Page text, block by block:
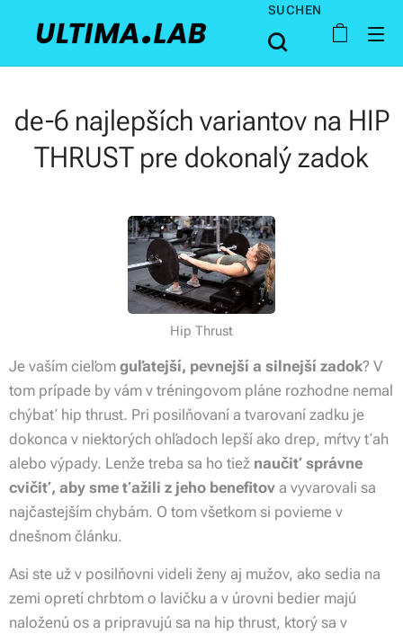
SUCHEN
de-6 najlepších variantov na HIP
THRUST pre dokonalý zadok
Hip Thrust
Je vaším cieľom guľatejší, pevnejší a silnejší zadok? V
tom prípade by vám v tréningovom pláne rozhodne nemal
chýbať hip thrust. Pri posilňovaní a tvarovaní zadku je
dokonca v niektorých ohľadoch lepší ako drep, mŕtvy ťah
alebo výpady. Lenže treba sa ho tiež naučiť správne
cvičiť, aby sme ťažili z jeho benefitov a vyvarovali sa
najčastejším chybám. O tom všetkom si povieme v
dnešnom článku.
Asi ste už v posilňovni videli ženy aj mužov, ako sedia na
zemi opretí chrbtom o lavičku a v úrovni bedier majú
naloženú os a pripravujú sa na hip thrust, ktorý sa v